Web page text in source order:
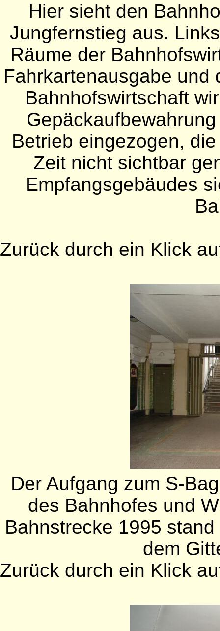
Hier sieht den
Jungfernstieg aus.
Räume der
Fahrkartenausgabe und
Bahnhofswirtschaft
Betrieb eingezogen,
Zeit nicht sichtbar
Empfangsgebäudes
Zurück durch ein Klick
Der Aufgang zum S-
des Bahnhofes und
Bahnstrecke 1995
dem
Zurück durch ein Klick